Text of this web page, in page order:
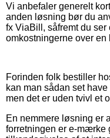
Vi anbefaler generelt
anden løsning bør du
fx ViaBill, såfremt du
omkostningerne over
Forinden folk bestiller
kan man sådan set
men det er uden tvivl et
En nemmere løsning er
forretningen er e-mærke